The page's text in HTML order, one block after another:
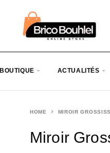
BOUTIQUE ACTUALITÉS
HOME MIROIR
Miroir